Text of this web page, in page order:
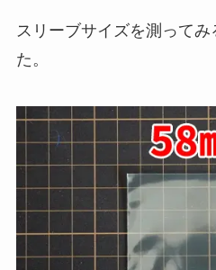
スリーブサイズを測ってみ
た。